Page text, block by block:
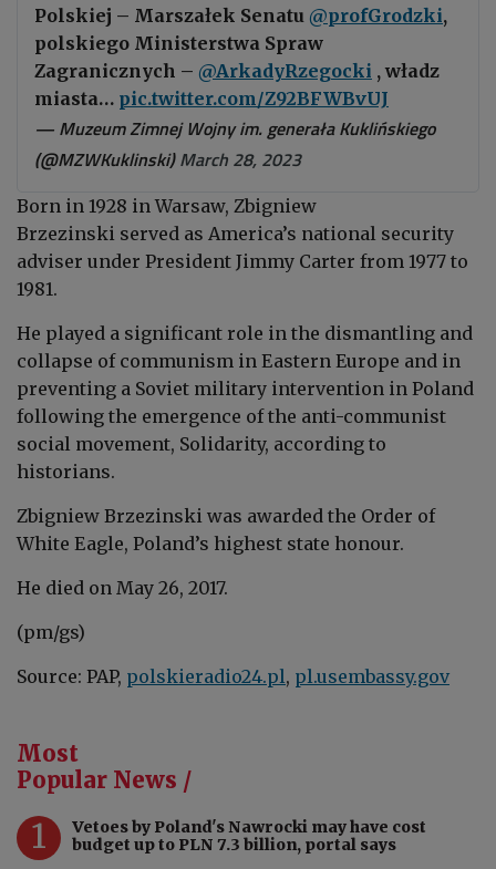
Polskiej – Marszałek Senatu @profGrodzki,
polskiego Ministerstwa Spraw
Zagranicznych – @ArkadyRzegocki , władz
miasta… pic.twitter.com/Z92BFWBvUJ
— Muzeum Zimnej Wojny im. generała Kuklińskiego
(@MZWKuklinski)March 28, 2023
Born in 1928 in Warsaw, Zbigniew
Brzezinski served as America’s national security
adviser under President Jimmy Carter from 1977 to
1981.
He played a significant role in the dismantling and
collapse of communism in Eastern Europe and in
preventing a Soviet military intervention in Poland
following the emergence of the anti-communist
social movement, Solidarity, according to
historians.
Zbigniew Brzezinski was awarded the Order of
White Eagle, Poland’s highest state honour.
He died on May 26, 2017.
(pm/gs)
Source: PAP, polskieradio24.pl, pl.usembassy.gov
Most
Popular News /
1
Vetoes by Poland's Nawrocki may have cost
budget up to PLN 7.3 billion, portal says